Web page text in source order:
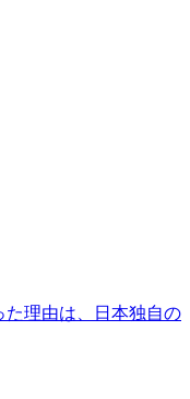
た理由は、日本独自の